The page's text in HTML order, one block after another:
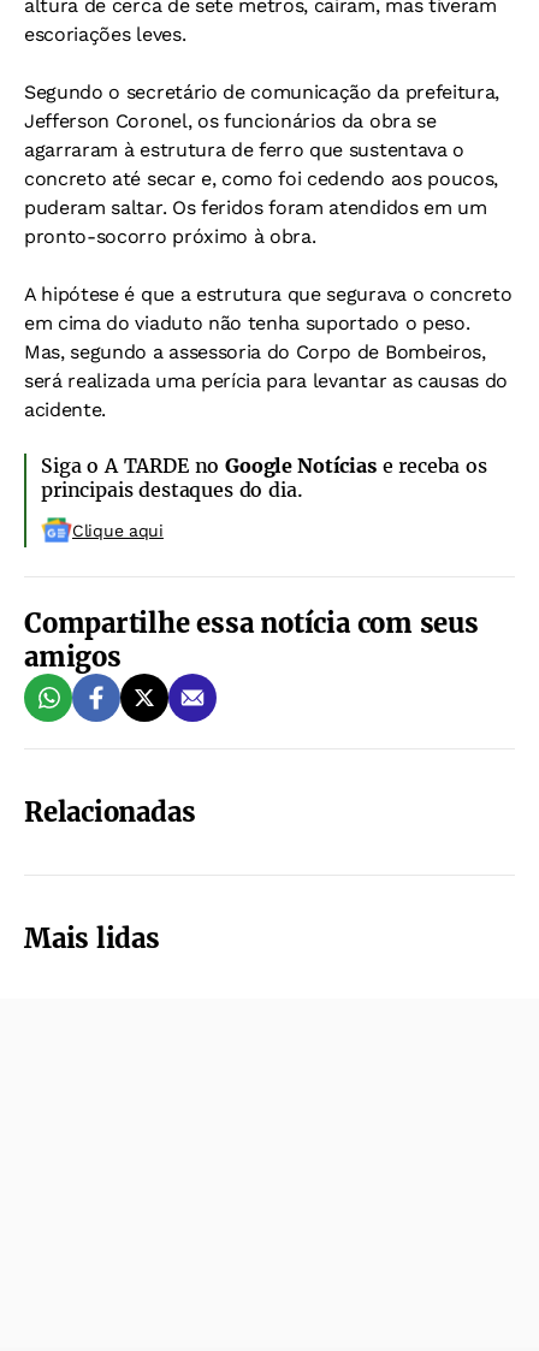
altura de cerca de sete metros, caíram, mas tiveram
escoriações leves.
Segundo o secretário de comunicação da prefeitura,
Jefferson Coronel, os funcionários da obra se
agarraram à estrutura de ferro que sustentava o
concreto até secar e, como foi cedendo aos poucos,
puderam saltar. Os feridos foram atendidos em um
pronto-socorro próximo à obra.
A hipótese é que a estrutura que segurava o concreto
em cima do viaduto não tenha suportado o peso.
Mas, segundo a assessoria do Corpo de Bombeiros,
será realizada uma perícia para levantar as causas do
acidente.
Siga o A TARDE noGoogle Notíciase receba os
principais destaques do dia.
Clique aqui
Compartilhe essa notícia com seus
amigos
Relacionadas
Mais lidas